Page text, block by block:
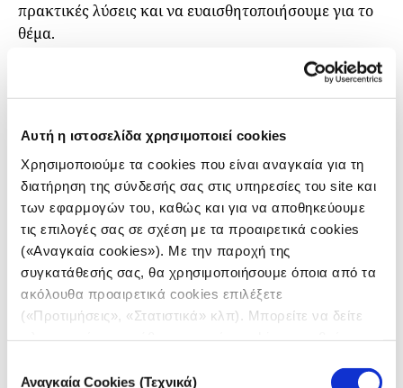
Αυτή η ιστοσελίδα χρησιμοποιεί cookies
Χρησιμοποιούμε τα cookies που είναι αναγκαία για τη
διατήρηση της σύνδεσής σας στις υπηρεσίες του site και
των εφαρμογών του, καθώς και για να αποθηκεύουμε
τις επιλογές σας σε σχέση με τα προαιρετικά cookies
(«Αναγκαία cookies»). Με την παροχή της
συγκατάθεσής σας, θα χρησιμοποιήσουμε όποια από τα
ακόλουθα προαιρετικά cookies επιλέξετε
(«Προτιμήσεις», «Στατιστικά» κλπ). Μπορείτε να δείτε
Αναγκαία Cookies (Τεχνικά)
πρακτικές λύσεις και να ευαισθητοποιήσουμε για το
θέμα.
Τι μπορούν να κάνουν οι αίθουσες σύνταξης
Η συζήτηση εστίασε στα μέτρα που μπορούν να
και δημοσιογράφους.
Ορισμένες ανησυχίες μπορούν να μετριαστούν με την
αναζήτηση νέων τρόπων παρουσίασης του θέματος
ώστε να έχει μεγαλύτερο αντίκτυπο στον κόσμο.
«Αντιμετωπίζουμε πολλές από αυτές τις καταστροφές
και τους κινδύνους που σχετίζονται με το κλίμα
σχεδόν σε καθημερινή βάση», δήλωσε ο ανεξάρτητος
δημοσιογράφος Jhesset O. Enano με έδρα τη Μανίλα.
«Μια μεγάλη πρόκληση είναι: πώς θα συνεχίσουμε να